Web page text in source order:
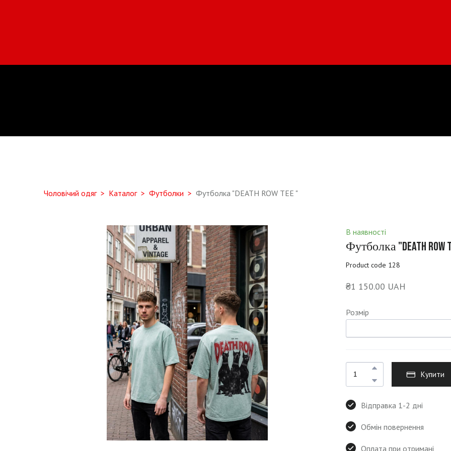
Чоловічий одяг Каталог Футболки Футболка "DEATH ROW TEE "
В наявності
Футболка "DEATH ROW
Product code 128
₴1 150.00 UAH
Розмір
Купити
Відправка 1-2 дні
Обмін повернення
Оплата при отримані